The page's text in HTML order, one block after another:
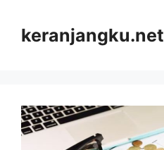
contentkeranjangku.net